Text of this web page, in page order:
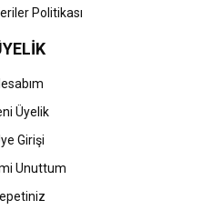
Politikası
Üyelik
Girişi
Unuttum